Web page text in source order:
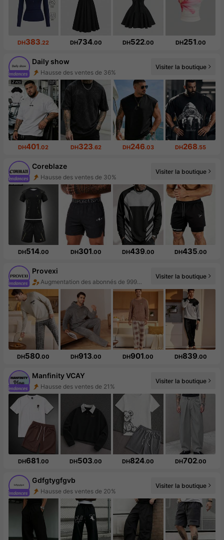
DH383.22 DH734.00 DH522.00 DH251.00
Daily show
Hausse des ventes de 36%
Visiter la boutique
DH401.02 DH323.62 DH246.03 DH268.55
Coreblaze
Hausse des ventes de 30%
Augmentation du nombre d'abonnés : 719 %
Visiter la boutique
DH514.00 DH301.00 DH439.00 DH435.00
Provexi
Hausse des ventes de 131%
Visiter la boutique
DH580.00 DH913.00 DH901.00 DH839.00
Manfinity VCAY
Hausse des ventes de 21%
Visiter la boutique
DH681.00 DH503.00 DH824.00 DH702.00
Gdfgtygfgvb
Hausse des ventes de 20%
Visiter la boutique